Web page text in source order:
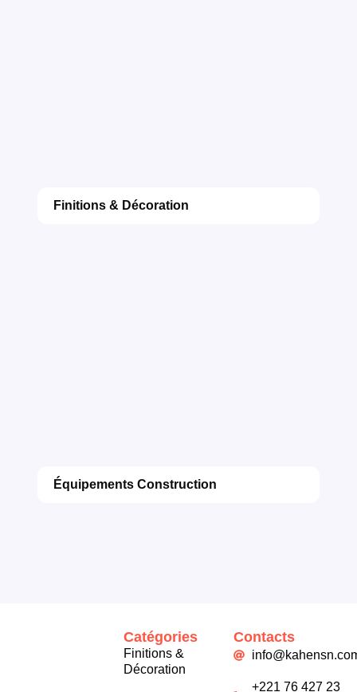
Finitions & Décoration
Équipements Construction
Catégories
Finitions &
Décoration
Contacts
+221 76 427 23